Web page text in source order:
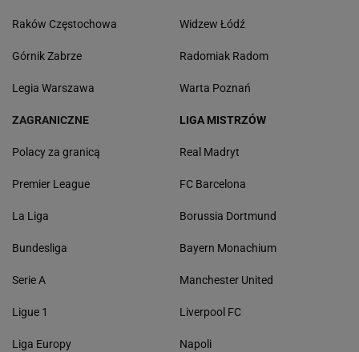
Raków Częstochowa
Górnik Zabrze
Legia Warszawa
Widzew Łódź
Radomiak Radom
Warta Poznań
ZAGRANICZNE
Polacy za granicą
Premier League
La Liga
Bundesliga
Serie A
Ligue 1
Liga Europy
LIGA MISTRZÓW
Real Madryt
FC Barcelona
Borussia Dortmund
Bayern Monachium
Manchester United
Liverpool FC
Napoli